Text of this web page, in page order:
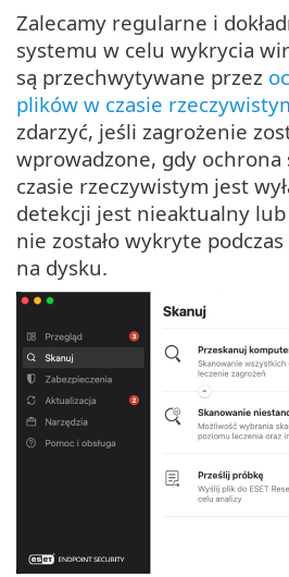
Zalecamy regularne i
systemu w celu wykrycia
są przechwytywane przez
plików w czasie
zdarzyć, jeśli zagrożenie
wprowadzone, gdy
czasie rzeczywistym jest
detekcji jest nieaktualny
nie zostało wykryte
na dysku.